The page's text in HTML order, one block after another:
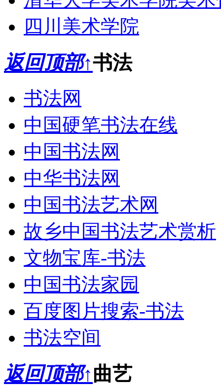
四川美术学院
返回顶部↑书法
书法网
中国硬笔书法在线
中国书法网
中华书法网
中国书法艺术网
故乡中国书法艺术赏析
文物宝库-书法
中国书法家园
百度图片搜索-书法
书法空间
返回顶部↑曲艺